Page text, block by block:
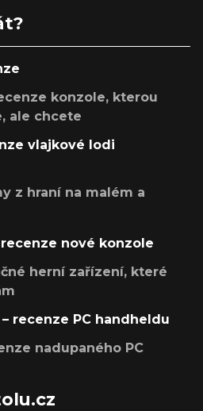
konzole, kterou
ale chcete
vlajkové lodi
z hraní na malém a
nové konzole
herní zařízení, které
recenze PC handheldu
nadupaného PC